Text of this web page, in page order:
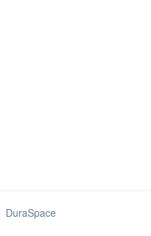
DuraSpace